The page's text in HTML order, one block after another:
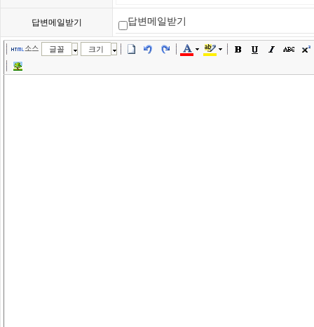
답변메일받기 답변메일받기
소스 글꼴 크기